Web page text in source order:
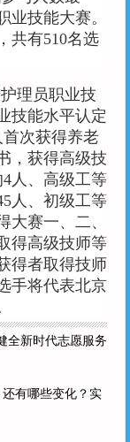
业技能大赛。
共有510名选
理员职业技
技能水平认定
次获得养老
，获得高级技
人、高级工等
人、初级工等
大赛一、二、
得高级技师等
得者取得技师
手将代表北京
全新时代志愿服务
有哪些变化？实